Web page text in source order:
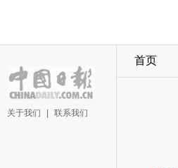
关于我们 联系我们
首页